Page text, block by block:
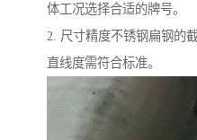
体工况选择合适的牌号。
2. 尺寸精度不锈钢扁钢的
直线度需符合标准。